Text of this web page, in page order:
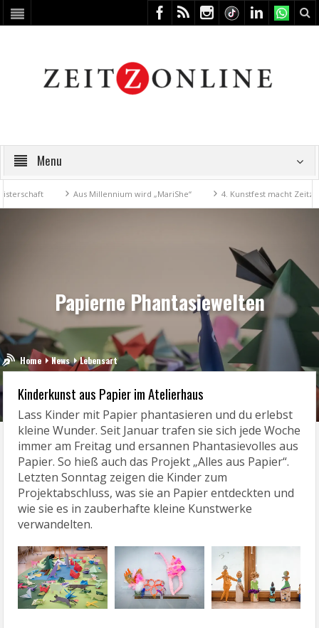
Menu
Aus Millennium wird „MariShe“ 4. Kunstfest macht Zeitz zum
Papierne Phantasiewelten
Home News Lebensart
Kinderkunst aus Papier im Atelierhaus
Lass Kinder mit Papier phantasieren und du erlebst
kleine Wunder. Seit Januar trafen sie sich jede Woche
immer am Freitag und ersannen Phantasievolles aus
Papier. So hieß auch das Projekt „Alles aus Papier“.
Letzten Sonntag zeigen die Kinder zum
Projektabschluss, was sie an Papier entdeckten und
wie sie es in zauberhafte kleine Kunstwerke
verwandelten.